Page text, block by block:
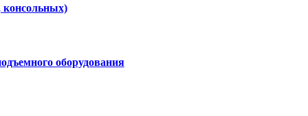
консольных)
оборудования